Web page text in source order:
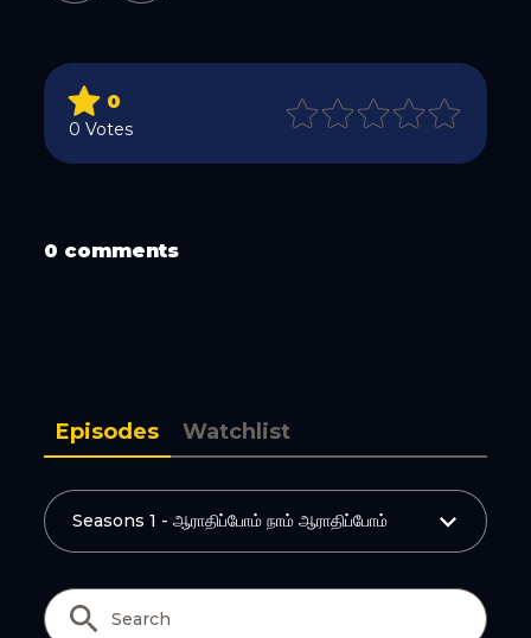
0
0 Votes
0 comments
Episodes Watchlist